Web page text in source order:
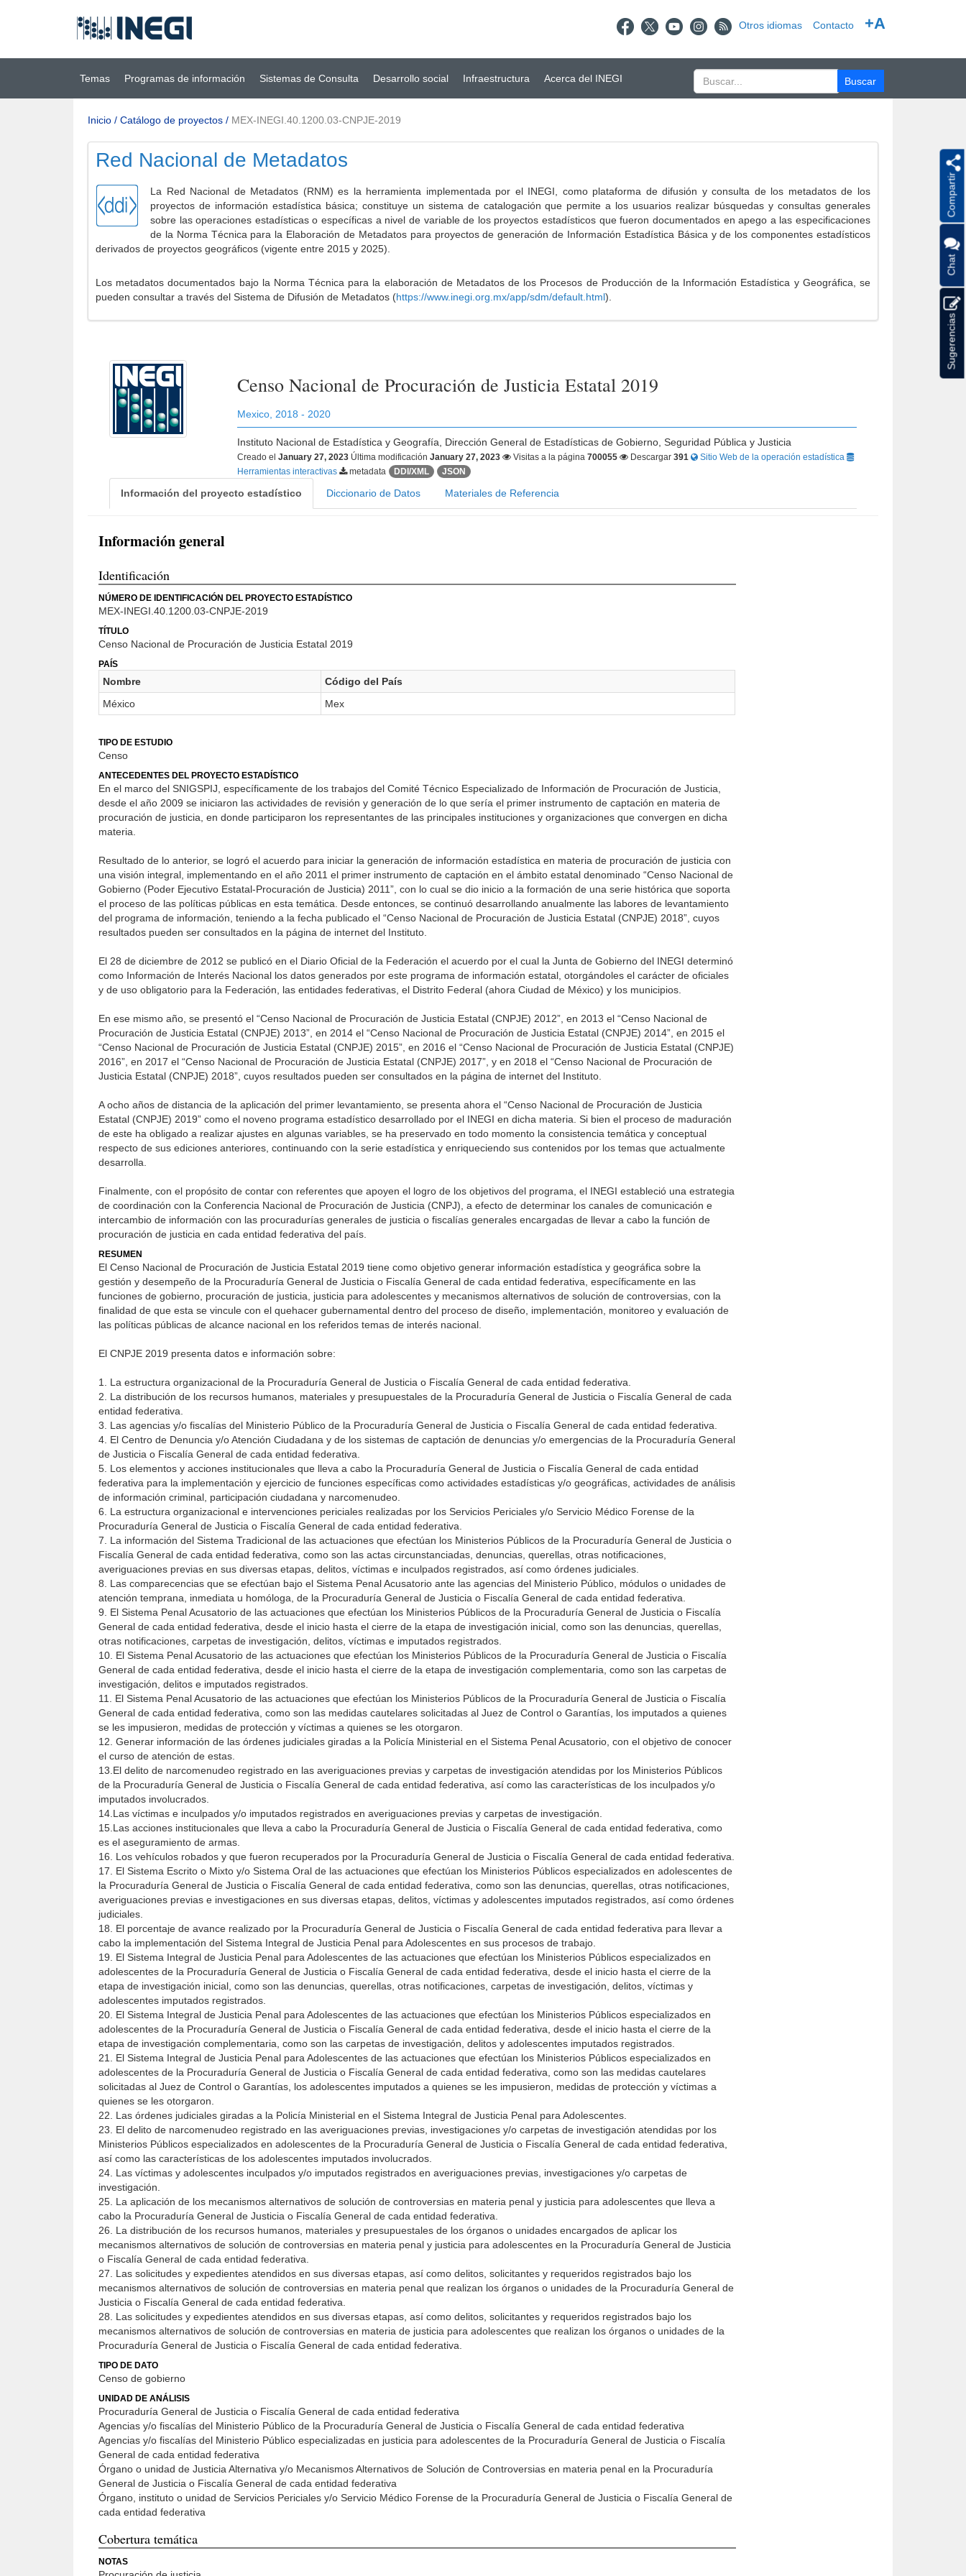
principal
(INEGI) Otros idiomas Contacto +A
Temas Programas de información Sistemas de Consulta Desarrollo social Infraestructura Acerca del INEGI
Inicio / Catálogo de proyectos / MEX-INEGI.40.1200.03-CNPJE-2019
Red Nacional de Metadatos
La Red Nacional de Metadatos (RNM) es la herramienta implementada por el INEGI, como plataforma de difusión y consulta de los metadatos de los
proyectos de información estadística básica; constituye un sistema de catalogación que permite a los usuarios realizar búsquedas y consultas generales
sobre las operaciones estadísticas o específicas a nivel de variable de los proyectos estadísticos que fueron documentados en apego a las especificaciones
de la Norma Técnica para la Elaboración de Metadatos para proyectos de generación de Información Estadística Básica y de los componentes estadísticos
derivados de proyectos geográficos (vigente entre 2015 y 2025).
Los metadatos documentados bajo la Norma Técnica para la elaboración de Metadatos de los Procesos de Producción de la Información Estadística y Geográfica, se
pueden consultar a través del Sistema de Difusión de Metadatos (https://www.inegi.org.mx/app/sdm/default.html).
Censo Nacional de Procuración de Justicia Estatal 2019
Mexico 2018 - 2020
Instituto Nacional de Estadística y Geografía, Dirección General de Estadísticas de Gobierno, Seguridad Pública y Justicia
Creado elJanuary 27, 2023 Última modificaciónJanuary 27, 2023 Visitas a la página700055 Descargar391
Sitio Web de la operación estadística
Herramientas interactivas
metadata DDI/XML JSON
Información del proyecto estadístico Diccionario de Datos Materiales de Referencia
Información general
Identificación
NÚMERO DE IDENTIFICACIÓN DEL PROYECTO ESTADÍSTICO
MEX-INEGI.40.1200.03-CNPJE-2019
TÍTULO
Censo Nacional de Procuración de Justicia Estatal 2019
PAÍS
Nombre
Código del País
México
Mex
TIPO DE ESTUDIO
Censo
ANTECEDENTES DEL PROYECTO ESTADÍSTICO
En el marco del SNIGSPIJ, específicamente de los trabajos del Comité Técnico Especializado de Información de Procuración de Justicia,
desde el año 2009 se iniciaron las actividades de revisión y generación de lo que sería el primer instrumento de captación en materia de
procuración de justicia, en donde participaron los representantes de las principales instituciones y organizaciones que convergen en dicha
materia.
Resultado de lo anterior, se logró el acuerdo para iniciar la generación de información estadística en materia de procuración de justicia con
una visión integral, implementando en el año 2011 el primer instrumento de captación en el ámbito estatal denominado “Censo Nacional de
Gobierno (Poder Ejecutivo Estatal-Procuración de Justicia) 2011”, con lo cual se dio inicio a la formación de una serie histórica que soporta
el proceso de las políticas públicas en esta temática. Desde entonces, se continuó desarrollando anualmente las labores de levantamiento
del programa de información, teniendo a la fecha publicado el “Censo Nacional de Procuración de Justicia Estatal (CNPJE) 2018”, cuyos
resultados pueden ser consultados en la página de internet del Instituto.
El 28 de diciembre de 2012 se publicó en el Diario Oficial de la Federación el acuerdo por el cual la Junta de Gobierno del INEGI determinó
como Información de Interés Nacional los datos generados por este programa de información estatal, otorgándoles el carácter de oficiales
y de uso obligatorio para la Federación, las entidades federativas, el Distrito Federal (ahora Ciudad de México) y los municipios.
En ese mismo año, se presentó el “Censo Nacional de Procuración de Justicia Estatal (CNPJE) 2012”, en 2013 el “Censo Nacional de
Procuración de Justicia Estatal (CNPJE) 2013”, en 2014 el “Censo Nacional de Procuración de Justicia Estatal (CNPJE) 2014”, en 2015 el
“Censo Nacional de Procuración de Justicia Estatal (CNPJE) 2015”, en 2016 el “Censo Nacional de Procuración de Justicia Estatal (CNPJE)
2016”, en 2017 el “Censo Nacional de Procuración de Justicia Estatal (CNPJE) 2017”, y en 2018 el “Censo Nacional de Procuración de
Justicia Estatal (CNPJE) 2018”, cuyos resultados pueden ser consultados en la página de internet del Instituto.
A ocho años de distancia de la aplicación del primer levantamiento, se presenta ahora el “Censo Nacional de Procuración de Justicia
Estatal (CNPJE) 2019” como el noveno programa estadístico desarrollado por el INEGI en dicha materia. Si bien el proceso de maduración
de este ha obligado a realizar ajustes en algunas variables, se ha preservado en todo momento la consistencia temática y conceptual
respecto de sus ediciones anteriores, continuando con la serie estadística y enriqueciendo sus contenidos por los temas que actualmente
desarrolla.
Finalmente, con el propósito de contar con referentes que apoyen el logro de los objetivos del programa, el INEGI estableció una estrategia
de coordinación con la Conferencia Nacional de Procuración de Justicia (CNPJ), a efecto de determinar los canales de comunicación e
intercambio de información con las procuradurías generales de justicia o fiscalías generales encargadas de llevar a cabo la función de
procuración de justicia en cada entidad federativa del país.
RESUMEN
El Censo Nacional de Procuración de Justicia Estatal 2019 tiene como objetivo generar información estadística y geográfica sobre la
gestión y desempeño de la Procuraduría General de Justicia o Fiscalía General de cada entidad federativa, específicamente en las
funciones de gobierno, procuración de justicia, justicia para adolescentes y mecanismos alternativos de solución de controversias, con la
finalidad de que esta se vincule con el quehacer gubernamental dentro del proceso de diseño, implementación, monitoreo y evaluación de
las políticas públicas de alcance nacional en los referidos temas de interés nacional.
El CNPJE 2019 presenta datos e información sobre:
1. La estructura organizacional de la Procuraduría General de Justicia o Fiscalía General de cada entidad federativa.
2. La distribución de los recursos humanos, materiales y presupuestales de la Procuraduría General de Justicia o Fiscalía General de cada
entidad federativa.
3. Las agencias y/o fiscalías del Ministerio Público de la Procuraduría General de Justicia o Fiscalía General de cada entidad federativa.
4. El Centro de Denuncia y/o Atención Ciudadana y de los sistemas de captación de denuncias y/o emergencias de la Procuraduría General
de Justicia o Fiscalía General de cada entidad federativa.
5. Los elementos y acciones institucionales que lleva a cabo la Procuraduría General de Justicia o Fiscalía General de cada entidad
federativa para la implementación y ejercicio de funciones específicas como actividades estadísticas y/o geográficas, actividades de análisis
de información criminal, participación ciudadana y narcomenudeo.
6. La estructura organizacional e intervenciones periciales realizadas por los Servicios Periciales y/o Servicio Médico Forense de la
Procuraduría General de Justicia o Fiscalía General de cada entidad federativa.
7. La información del Sistema Tradicional de las actuaciones que efectúan los Ministerios Públicos de la Procuraduría General de Justicia o
Fiscalía General de cada entidad federativa, como son las actas circunstanciadas, denuncias, querellas, otras notificaciones,
averiguaciones previas en sus diversas etapas, delitos, víctimas e inculpados registrados, así como órdenes judiciales.
8. Las comparecencias que se efectúan bajo el Sistema Penal Acusatorio ante las agencias del Ministerio Público, módulos o unidades de
atención temprana, inmediata u homóloga, de la Procuraduría General de Justicia o Fiscalía General de cada entidad federativa.
9. El Sistema Penal Acusatorio de las actuaciones que efectúan los Ministerios Públicos de la Procuraduría General de Justicia o Fiscalía
General de cada entidad federativa, desde el inicio hasta el cierre de la etapa de investigación inicial, como son las denuncias, querellas,
otras notificaciones, carpetas de investigación, delitos, víctimas e imputados registrados.
10. El Sistema Penal Acusatorio de las actuaciones que efectúan los Ministerios Públicos de la Procuraduría General de Justicia o Fiscalía
General de cada entidad federativa, desde el inicio hasta el cierre de la etapa de investigación complementaria, como son las carpetas de
investigación, delitos e imputados registrados.
11. El Sistema Penal Acusatorio de las actuaciones que efectúan los Ministerios Públicos de la Procuraduría General de Justicia o Fiscalía
General de cada entidad federativa, como son las medidas cautelares solicitadas al Juez de Control o Garantías, los imputados a quienes
se les impusieron, medidas de protección y víctimas a quienes se les otorgaron.
12. Generar información de las órdenes judiciales giradas a la Policía Ministerial en el Sistema Penal Acusatorio, con el objetivo de conocer
el curso de atención de estas.
13.El delito de narcomenudeo registrado en las averiguaciones previas y carpetas de investigación atendidas por los Ministerios Públicos
de la Procuraduría General de Justicia o Fiscalía General de cada entidad federativa, así como las características de los inculpados y/o
imputados involucrados.
14.Las víctimas e inculpados y/o imputados registrados en averiguaciones previas y carpetas de investigación.
15.Las acciones institucionales que lleva a cabo la Procuraduría General de Justicia o Fiscalía General de cada entidad federativa, como
es el aseguramiento de armas.
16. Los vehículos robados y que fueron recuperados por la Procuraduría General de Justicia o Fiscalía General de cada entidad federativa.
17. El Sistema Escrito o Mixto y/o Sistema Oral de las actuaciones que efectúan los Ministerios Públicos especializados en adolescentes de
la Procuraduría General de Justicia o Fiscalía General de cada entidad federativa, como son las denuncias, querellas, otras notificaciones,
averiguaciones previas e investigaciones en sus diversas etapas, delitos, víctimas y adolescentes imputados registrados, así como órdenes
judiciales.
18. El porcentaje de avance realizado por la Procuraduría General de Justicia o Fiscalía General de cada entidad federativa para llevar a
cabo la implementación del Sistema Integral de Justicia Penal para Adolescentes en sus procesos de trabajo.
19. El Sistema Integral de Justicia Penal para Adolescentes de las actuaciones que efectúan los Ministerios Públicos especializados en
adolescentes de la Procuraduría General de Justicia o Fiscalía General de cada entidad federativa, desde el inicio hasta el cierre de la
etapa de investigación inicial, como son las denuncias, querellas, otras notificaciones, carpetas de investigación, delitos, víctimas y
adolescentes imputados registrados.
20. El Sistema Integral de Justicia Penal para Adolescentes de las actuaciones que efectúan los Ministerios Públicos especializados en
adolescentes de la Procuraduría General de Justicia o Fiscalía General de cada entidad federativa, desde el inicio hasta el cierre de la
etapa de investigación complementaria, como son las carpetas de investigación, delitos y adolescentes imputados registrados.
21. El Sistema Integral de Justicia Penal para Adolescentes de las actuaciones que efectúan los Ministerios Públicos especializados en
adolescentes de la Procuraduría General de Justicia o Fiscalía General de cada entidad federativa, como son las medidas cautelares
solicitadas al Juez de Control o Garantías, los adolescentes imputados a quienes se les impusieron, medidas de protección y víctimas a
quienes se les otorgaron.
22. Las órdenes judiciales giradas a la Policía Ministerial en el Sistema Integral de Justicia Penal para Adolescentes.
23. El delito de narcomenudeo registrado en las averiguaciones previas, investigaciones y/o carpetas de investigación atendidas por los
Ministerios Públicos especializados en adolescentes de la Procuraduría General de Justicia o Fiscalía General de cada entidad federativa,
así como las características de los adolescentes imputados involucrados.
24. Las víctimas y adolescentes inculpados y/o imputados registrados en averiguaciones previas, investigaciones y/o carpetas de
investigación.
25. La aplicación de los mecanismos alternativos de solución de controversias en materia penal y justicia para adolescentes que lleva a
cabo la Procuraduría General de Justicia o Fiscalía General de cada entidad federativa.
26. La distribución de los recursos humanos, materiales y presupuestales de los órganos o unidades encargados de aplicar los
mecanismos alternativos de solución de controversias en materia penal y justicia para adolescentes en la Procuraduría General de Justicia
o Fiscalía General de cada entidad federativa.
27. Las solicitudes y expedientes atendidos en sus diversas etapas, así como delitos, solicitantes y requeridos registrados bajo los
mecanismos alternativos de solución de controversias en materia penal que realizan los órganos o unidades de la Procuraduría General de
Justicia o Fiscalía General de cada entidad federativa.
28. Las solicitudes y expedientes atendidos en sus diversas etapas, así como delitos, solicitantes y requeridos registrados bajo los
mecanismos alternativos de solución de controversias en materia de justicia para adolescentes que realizan los órganos o unidades de la
Procuraduría General de Justicia o Fiscalía General de cada entidad federativa.
TIPO DE DATO
Censo de gobierno
UNIDAD DE ANÁLISIS
Procuraduría General de Justicia o Fiscalía General de cada entidad federativa
Agencias y/o fiscalías del Ministerio Público de la Procuraduría General de Justicia o Fiscalía General de cada entidad federativa
Agencias y/o fiscalías del Ministerio Público especializadas en justicia para adolescentes de la Procuraduría General de Justicia o Fiscalía
General de cada entidad federativa
Órgano o unidad de Justicia Alternativa y/o Mecanismos Alternativos de Solución de Controversias en materia penal en la Procuraduría
General de Justicia o Fiscalía General de cada entidad federativa
Órgano, instituto o unidad de Servicios Periciales y/o Servicio Médico Forense de la Procuraduría General de Justicia o Fiscalía General de
cada entidad federativa
Cobertura temática
NOTAS
Compartir
Chat
Sugerencias